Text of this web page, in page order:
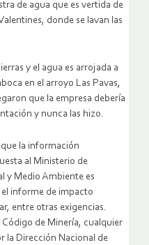
de agua que es vertida de
donde se lavan las
y el agua es arrojada a
en el arroyo Las Pavas,
que la empresa debería
y nunca las hizo.
la información
al Ministerio de
y Medio Ambiente es
informe de impacto
entre otras exigencias.
de Minería, cualquier
la Dirección Nacional de